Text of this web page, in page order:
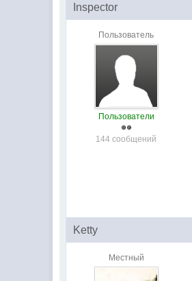
Inspector
Пользователь
Пользователи
144 сообщений
Ketty
Местный